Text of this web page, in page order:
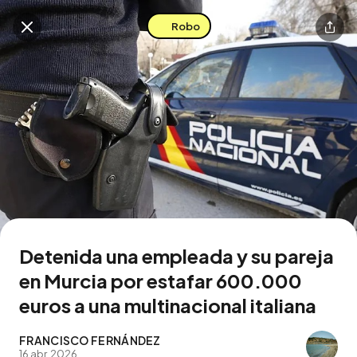
Descarga la app
Buscar en esta zona
Robo
Detenida una empleada y su pareja
en Murcia por estafar 600.000
euros a una multinacional italiana
FRANCISCO FERNÁNDEZ
16 abr. 2026